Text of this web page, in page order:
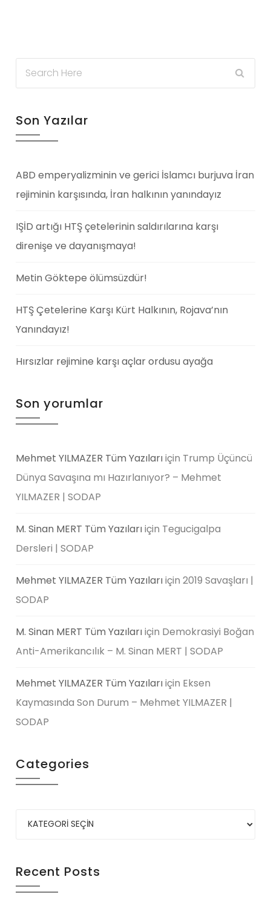
Son Yazılar
ABD emperyalizminin ve gerici İslamcı burjuva İran
rejiminin karşısında, İran halkının yanındayız
IŞİD artığı HTŞ çetelerinin saldırılarına karşı
direnişe ve dayanışmaya!
Metin Göktepe ölümsüzdür!
HTŞ Çetelerine Karşı Kürt Halkının, Rojava’nın
Yanındayız!
Hırsızlar rejimine karşı açlar ordusu ayağa
Son yorumlar
Mehmet YILMAZER Tüm Yazılarıiçin Trump Üçüncü
Dünya Savaşına mı Hazırlanıyor? – Mehmet
YILMAZER | SODAP
M. Sinan MERT Tüm Yazılarıiçin Tegucigalpa
Dersleri | SODAP
Mehmet YILMAZER Tüm Yazılarıiçin2019 Savaşları |
SODAP
M. Sinan MERT Tüm Yazılarıiçin Demokrasiyi Boğan
Anti-Amerikancılık – M. Sinan MERT | SODAP
Mehmet YILMAZER Tüm Yazılarıiçin Eksen
Kaymasında Son Durum – Mehmet YILMAZER |
SODAP
Categories
Recent Posts